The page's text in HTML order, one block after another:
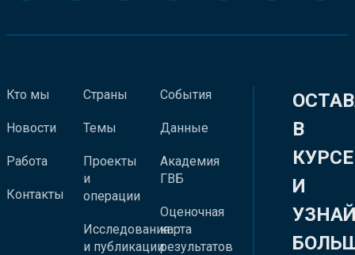
Кто мы
Новости
Работа
Контакты
Страны
Темы
Проекты
и
операции
Исследования
и публикации
События
Данные
Академия
ГВБ
Оценочная
карта
результатов
В
КУРСЕ
И